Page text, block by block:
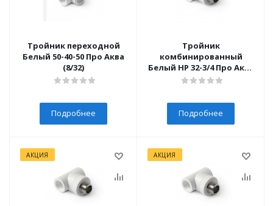
Тройник переходной
Белый 50-40-50 Про Аква
(8/32)
Подробнее
Тройник
комбинированный
Белый НР 32-3/4 Про Аква
(10/60)
Подробнее
АКЦИЯ АКЦИЯ